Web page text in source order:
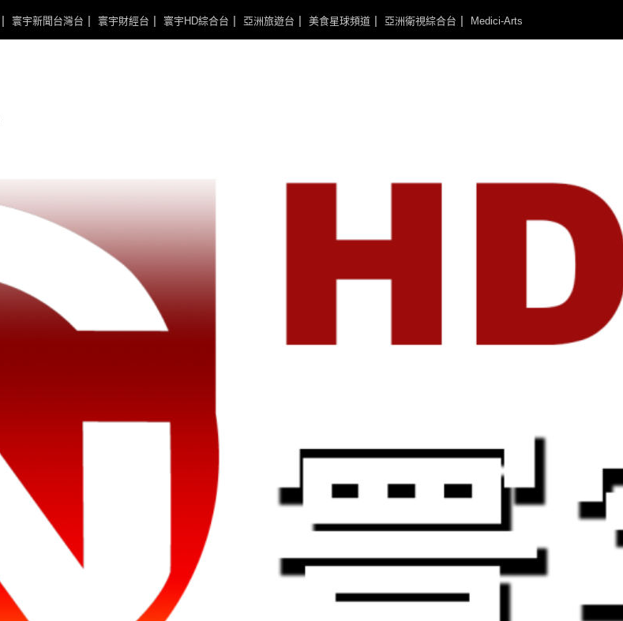
寰宇新聞台灣台 寰宇財經台 寰宇HD綜合台 亞洲旅遊台 美食星球頻道 亞洲衛視綜合台 Medici-Arts